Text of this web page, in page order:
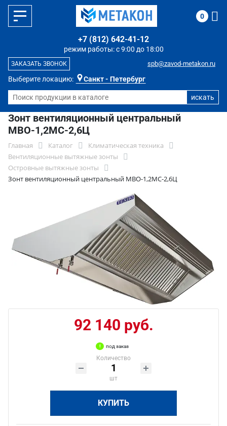
Выберите локацию: Санкт - Петербург
режим работы: с 9:00 до 18:00
+7 (812) 642-41-12
spb@zavod-metakon.ru
ЗАКАЗАТЬ ЗВОНОК
0
Зонт вентиляционный центральный
МВО-1,2МС-2,6Ц
Главная Каталог
Климатическая техника
Вентиляционные вытяжные зонты
Островные вытяжные зонты
Зонт вентиляционный центральный МВО-1,2МС-2,6Ц
92 140 руб.
под заказ
Количество
шт
КУПИТЬ